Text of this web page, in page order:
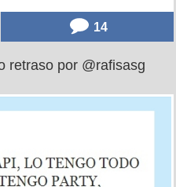
14
retraso por @rafisasg